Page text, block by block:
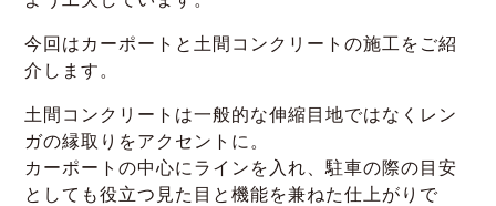
今回はカーポートと土間コンクリートの施工をご紹
介します。
土間コンクリートは一般的な伸縮目地ではなくレン
ガの縁取りをアクセントに。
カーポートの中心にラインを入れ、駐車の際の目安
としても役立つ見た目と機能を兼ねた仕上がりで